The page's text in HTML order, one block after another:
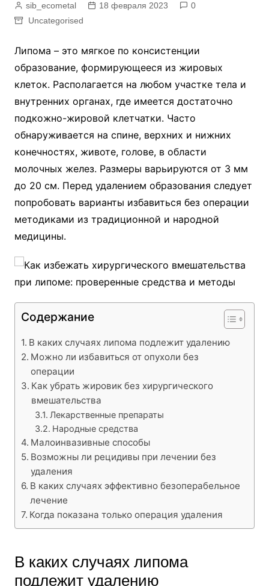
sib_ecometal 18 февраля 2023
0
Uncategorised
Липома – это мягкое по консистенции
образование, формирующееся из жировых
клеток. Располагается на любом участке тела и
внутренних органах, где имеется достаточно
подкожно-жировой клетчатки. Часто
обнаруживается на спине, верхних и нижних
конечностях, животе, голове, в области
молочных желез. Размеры варьируются от 3 мм
до 20 см. Перед удалением образования следует
попробовать варианты избавиться без операции
методиками из традиционной и народной
медицины.
Содержание
В каких случаях липома подлежит удалению
Можно ли избавиться от опухоли без
операции
Как убрать жировик без хирургического
вмешательства
Лекарственные препараты
Народные средства
Малоинвазивные способы
Возможны ли рецидивы при лечении без
удаления
В каких случаях эффективно безоперабельное
лечение
Когда показана только операция удаления
В каких случаях липома
подлежит удалению